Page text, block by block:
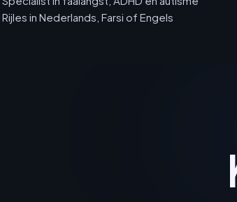
Rijles in Nederlands, Farsi of Engels